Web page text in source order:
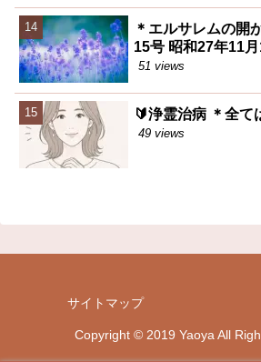
＊エルサレムの開
15号 昭和27年11
51 views
🔰浄霊治病 ＊全て
49 views
サイトマップ
Copyright © 2019 Yaoya All